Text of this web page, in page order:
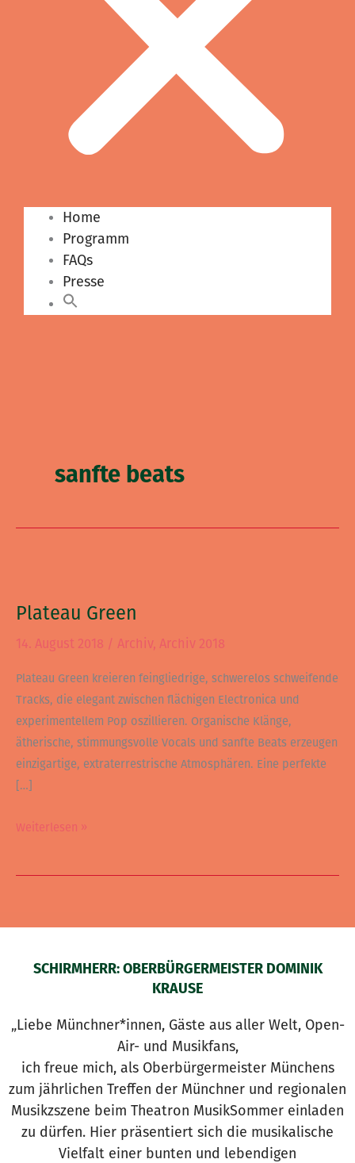
Home
Programm
FAQs
Presse
sanfte beats
Plateau Green
14. August 2018 / Archiv, Archiv 2018
Plateau Green kreieren feingliedrige, schwerelos schweifende
Tracks, die elegant zwischen flächigen Electronica und
experimentellem Pop oszillieren. Organische Klänge,
ätherische, stimmungsvolle Vocals und sanfte Beats erzeugen
einzigartige, extraterrestrische Atmosphären. Eine perfekte
[…]
Weiterlesen »
SCHIRMHERR: OBERBÜRGERMEISTER DOMINIK
KRAUSE
„Liebe Münchner*innen, Gäste aus aller Welt, Open-
Air- und Musikfans,
ich freue mich, als Oberbürgermeister Münchens
zum jährlichen Treffen der Münchner und regionalen
Musikzszene beim Theatron MusikSommer einladen
zu dürfen. Hier präsentiert sich die musikalische
Vielfalt einer bunten und lebendigen